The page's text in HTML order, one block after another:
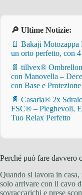
🔎 Ultime Notizie:
📄 Bakaji Motozappa
un orto perfetto, con
📄 tillvex®
con Manovella –
con Base e
📄 Casaria® 2x
FSC® – Pieghevoli,
Tuo Relax Perfetto
Perché può fare davvero
Quando si lavora in
solo arrivare con il cavo
sovraccarichi e prese